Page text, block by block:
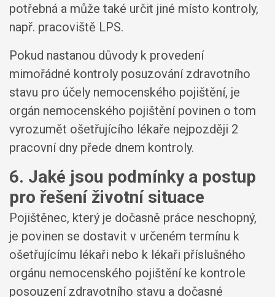
potřebná a může také určit jiné místo kontroly,
např. pracoviště LPS.
Pokud nastanou důvody k provedení
mimořádné kontroly posuzování zdravotního
stavu pro účely nemocenského pojištění, je
orgán nemocenského pojištění povinen o tom
vyrozumět ošetřujícího lékaře nejpozději 2
pracovní dny přede dnem kontroly.
6. Jaké jsou podmínky a postup
pro řešení životní situace
Pojištěnec, který je dočasně práce neschopný,
je povinen se dostavit v určeném termínu k
ošetřujícímu lékaři nebo k lékaři příslušného
orgánu nemocenského pojištění ke kontrole
posouzení zdravotního stavu a dočasné